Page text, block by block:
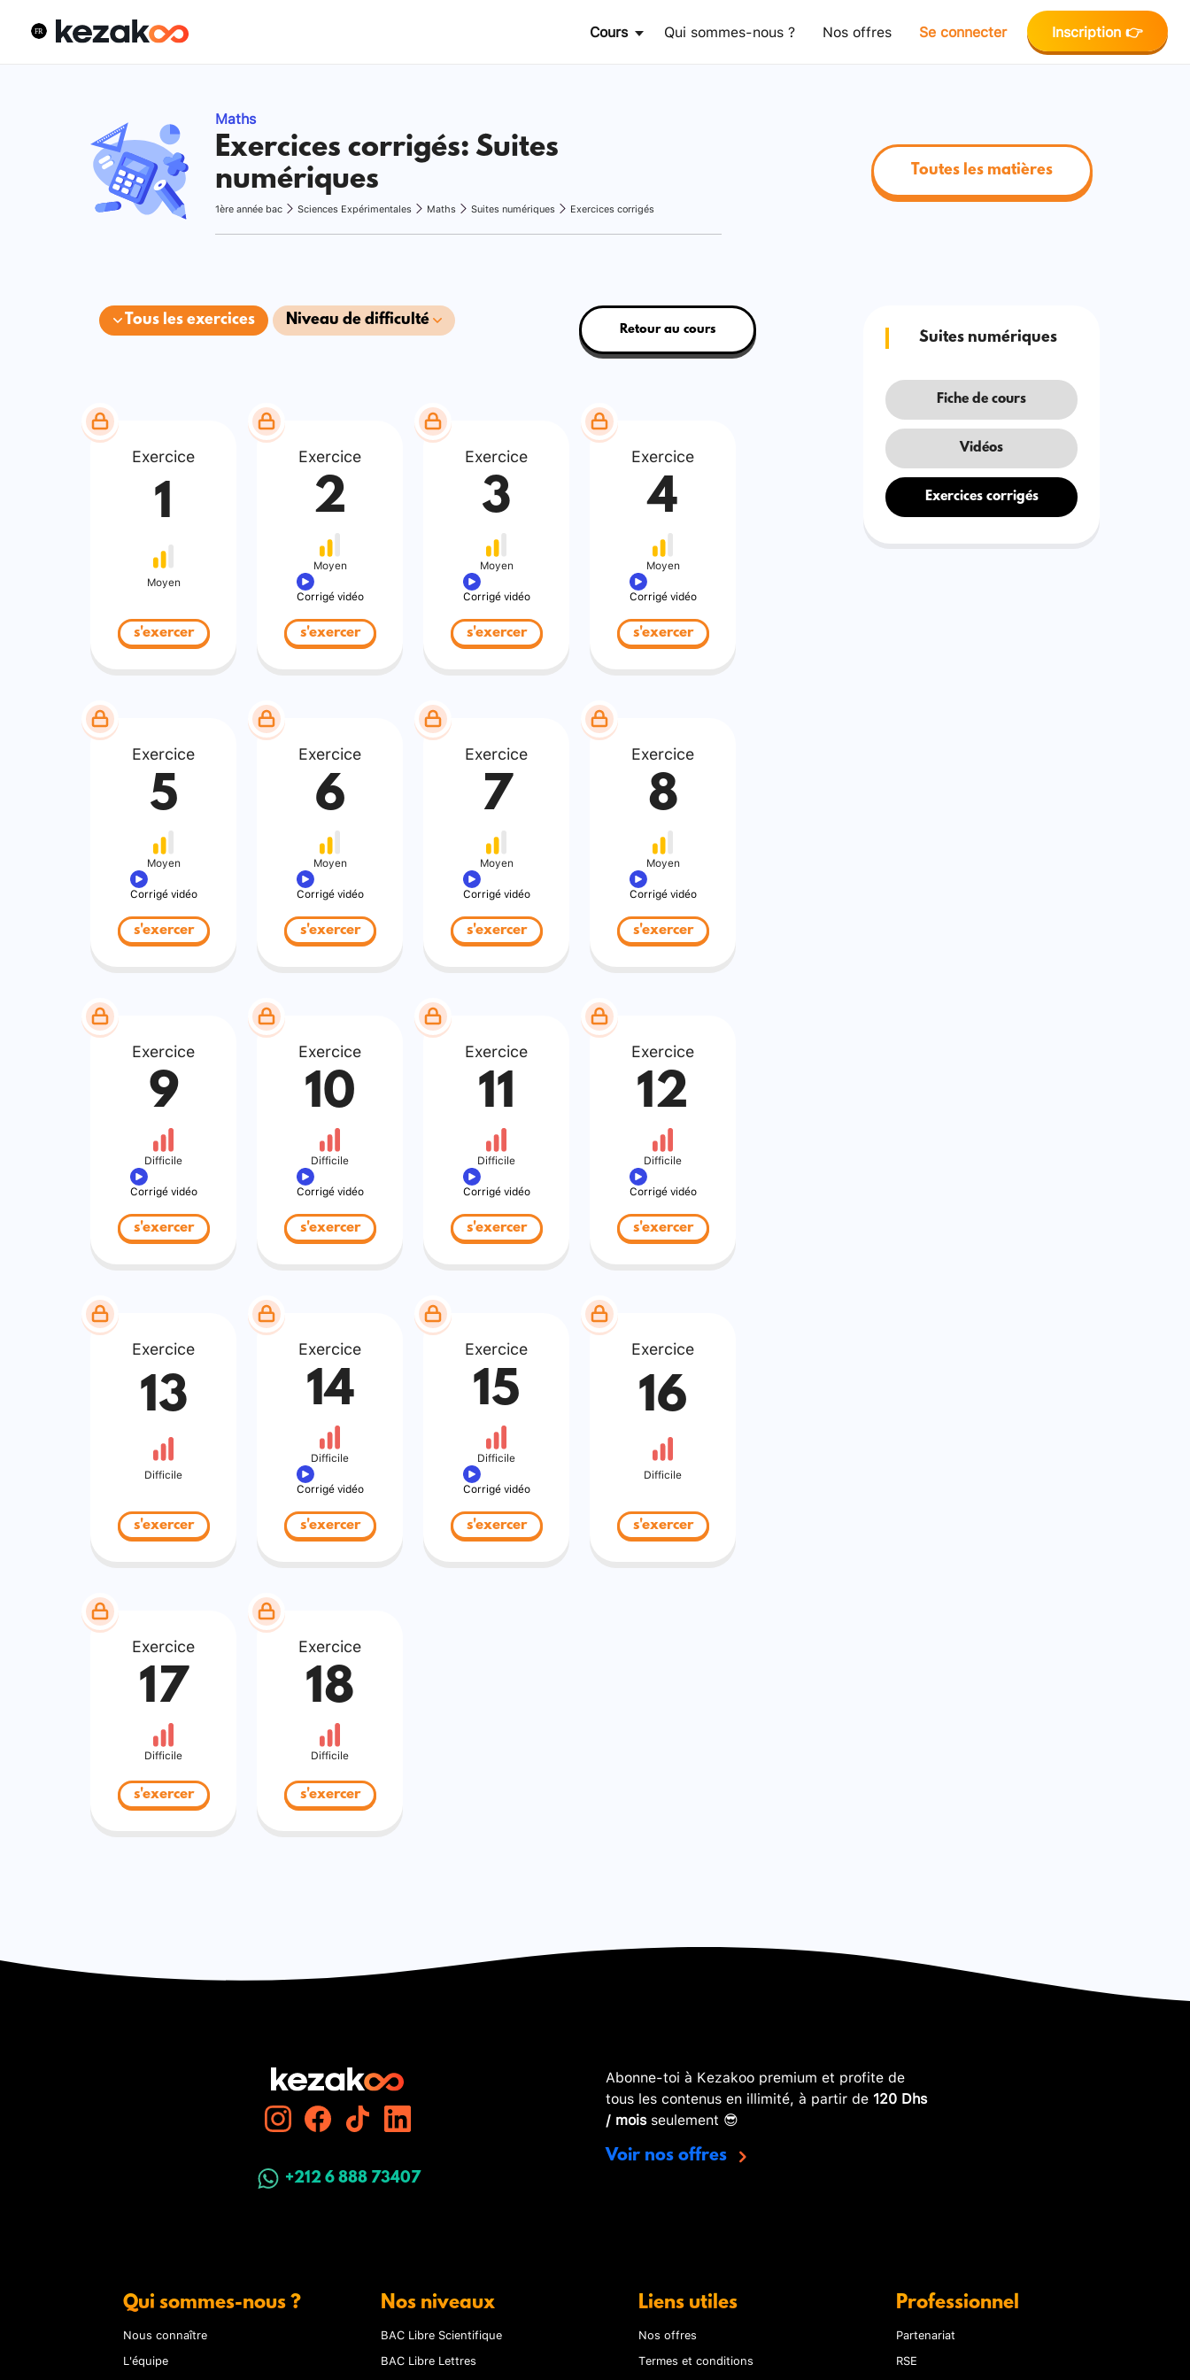
Cours Qui sommes-nous ? Nos offres Se connecter Inscription 👉
Maths
Exercices corrigés: Suites
numériques
1ère année bac Sciences Expérimentales Maths Suites numériques Exercices corrigés
Toutes les matières
Tous les exercices Niveau de difficulté
Retour au cours
Exercice
1
Moyen
s'exercer
Exercice
2
Moyen
Corrigé vidéo
s'exercer
Exercice
3
Moyen
Corrigé vidéo
s'exercer
Exercice
4
Moyen
Corrigé vidéo
s'exercer
Exercice
5
Moyen
Corrigé vidéo
s'exercer
Exercice
6
Moyen
Corrigé vidéo
s'exercer
Exercice
7
Moyen
Corrigé vidéo
s'exercer
Exercice
8
Moyen
Corrigé vidéo
s'exercer
Exercice
9
Difficile
Corrigé vidéo
s'exercer
Exercice
10
Difficile
Corrigé vidéo
s'exercer
Exercice
11
Difficile
Corrigé vidéo
s'exercer
Exercice
12
Difficile
Corrigé vidéo
s'exercer
Exercice
13
Difficile
s'exercer
Exercice
14
Difficile
Corrigé vidéo
s'exercer
Exercice
15
Difficile
Corrigé vidéo
s'exercer
Exercice
16
Difficile
s'exercer
Exercice
17
Difficile
s'exercer
Exercice
18
Difficile
s'exercer
Suites numériques
Fiche de cours
Vidéos
Exercices corrigés
+212 6 888 73407
Abonne-toi à Kezakoo premium et profite de
tous les contenus en illimité, à partir de 120 Dhs
/ moisseulement 😎
Voir nos offres
Qui sommes-nous ?
Nous connaître
L'équipe
Nos niveaux
BAC Libre Scientifique
BAC Libre Lettres
Liens utiles
Nos offres
Termes et conditions
Professionnel
Partenariat
RSE